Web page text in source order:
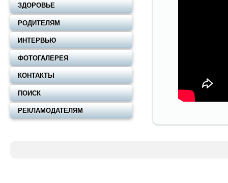
ЗДОРОВЬЕ
РОДИТЕЛЯМ
ИНТЕРВЬЮ
ФОТОГАЛЕРЕЯ
КОНТАКТЫ
ПОИСК
РЕКЛАМОДАТЕЛЯМ